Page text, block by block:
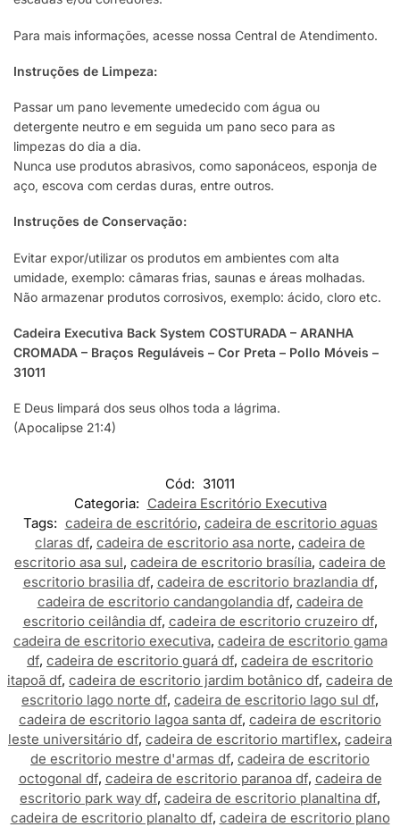
Para mais informações, acesse nossa Central de Atendimento.
Instruções de Limpeza:
Passar um pano levemente umedecido com água ou
detergente neutro e em seguida um pano seco para as
limpezas do dia a dia.
Nunca use produtos abrasivos, como saponáceos, esponja de
aço, escova com cerdas duras, entre outros.
Instruções de Conservação:
Evitar expor/utilizar os produtos em ambientes com alta
umidade, exemplo: câmaras frias, saunas e áreas molhadas.
Não armazenar produtos corrosivos, exemplo: ácido, cloro etc.
Cadeira Executiva Back System COSTURADA – ARANHA
CROMADA – Braços Reguláveis – Cor Preta – Pollo Móveis –
31011
E Deus limpará dos seus olhos toda a lágrima.
(Apocalipse 21:4)
Cód: 31011
Categoria: Cadeira Escritório Executiva
Tags: cadeira de escritório, cadeira de escritorio aguas
claras df, cadeira de escritorio asa norte, cadeira de
escritorio asa sul, cadeira de escritorio brasília, cadeira de
escritorio brasilia df, cadeira de escritorio brazlandia df,
cadeira de escritorio candangolandia df, cadeira de
escritorio ceilândia df, cadeira de escritorio cruzeiro df,
cadeira de escritorio executiva, cadeira de escritorio gama
df, cadeira de escritorio guará df, cadeira de escritorio
itapoã df, cadeira de escritorio jardim botânico df, cadeira de
escritorio lago norte df, cadeira de escritorio lago sul df,
cadeira de escritorio lagoa santa df, cadeira de escritorio
leste universitário df, cadeira de escritorio martiflex, cadeira
de escritorio mestre d'armas df, cadeira de escritorio
octogonal df, cadeira de escritorio paranoa df, cadeira de
escritorio park way df, cadeira de escritorio planaltina df,
cadeira de escritorio planalto df, cadeira de escritorio plano